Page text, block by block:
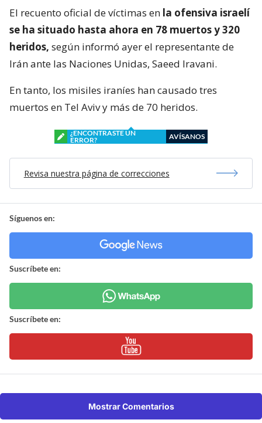
El recuento oficial de víctimas en la ofensiva israelí
se ha situado hasta ahora en 78 muertos y 320
heridos, según informó ayer el representante de
Irán ante las Naciones Unidas, Saeed Iravani.
En tanto, los misiles iraníes han causado tres
muertos en Tel Aviv y más de 70 heridos.
¿ENCONTRASTE UN
ERROR?
AVÍSANOS
Revisa nuestra página de correcciones
Síguenos en:
Suscríbete en:
Suscríbete en:
Mostrar Comentarios